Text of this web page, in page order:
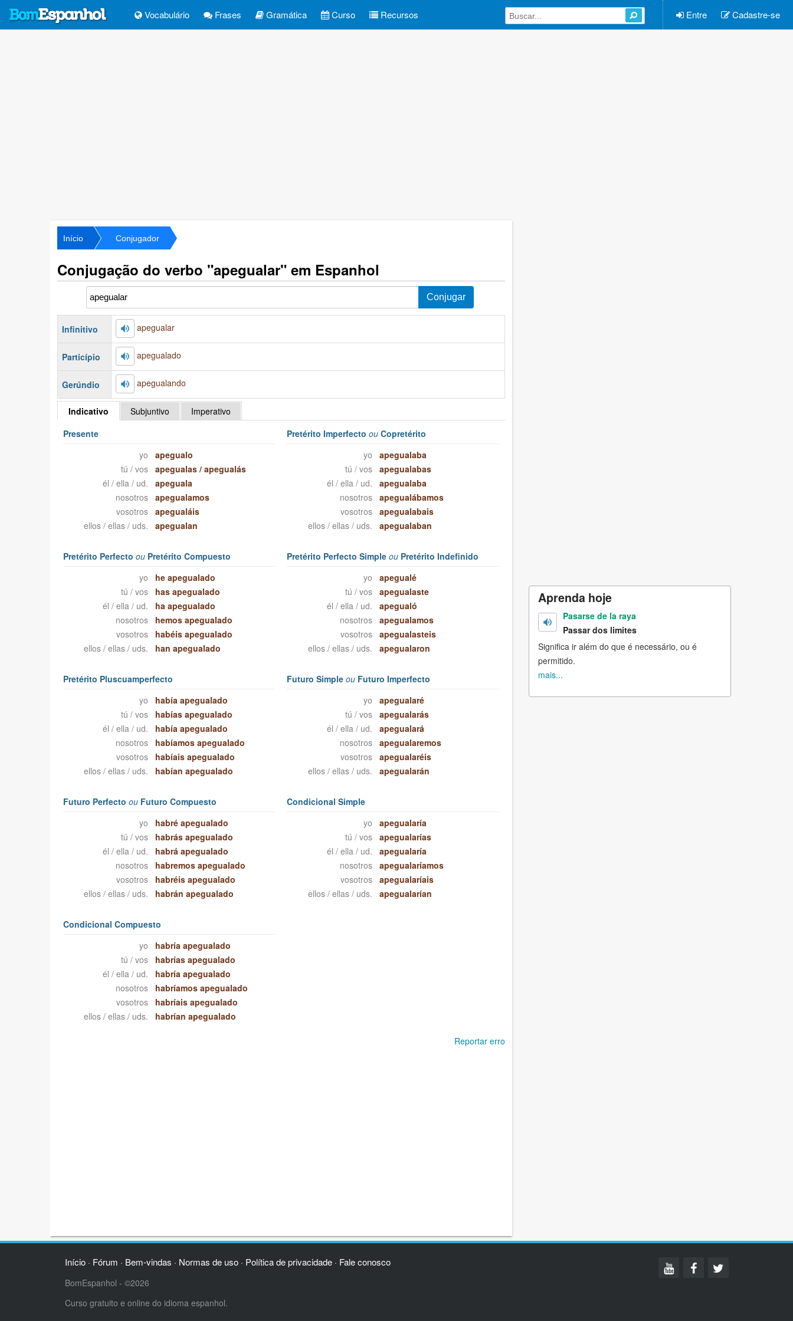
Vocabulário Frases Gramática Curso Recursos Entre Cadastre-se
Início Conjugador
Conjugação do verbo "apegualar" em Espanhol
Infinitivo apegualar
Particípio apegualado
Gerúndio apegualando
Indicativo Subjuntivo
Imperativo
Presente
yo
apegualo
tú / vos
apegualas /apegualás
él / ella / ud.
apeguala
nosotros
apegualamos
vosotros
apegualáis
ellos / ellas / uds.
apegualan
Pretérito Imperfectoou Copretérito
yo
apegualaba
tú / vos
apegualabas
él / ella / ud.
apegualaba
nosotros
apegualábamos
vosotros
apegualabais
ellos / ellas / uds.
apegualaban
Pretérito Perfecto ouPretérito Compuesto
yo
he apegualado
tú / vos
has apegualado
él / ella / ud.
ha apegualado
nosotros
hemos apegualado
vosotros
habéis apegualado
ellos / ellas / uds.
han apegualado
Pretérito Perfecto Simpleou Pretérito Indefinido
yo
apegualé
tú / vos
apegualaste
él / ella / ud.
apegualó
nosotros
apegualamos
vosotros
apegualasteis
ellos / ellas / uds.
apegualaron
Pretérito Pluscuamperfecto
yo
había apegualado
tú / vos
habías apegualado
él / ella / ud.
había apegualado
nosotros
habíamos apegualado
vosotros
habíais apegualado
ellos / ellas / uds.
habían apegualado
Futuro Simpleou Futuro Imperfecto
yo
apegualaré
tú / vos
apegualarás
él / ella / ud.
apegualará
nosotros
apegualaremos
vosotros
apegualaréis
ellos / ellas / uds.
apegualarán
Futuro Perfecto ouFuturo Compuesto
yo
habré apegualado
tú / vos
habrás apegualado
él / ella / ud.
habrá apegualado
nosotros
habremos apegualado
vosotros
habréis apegualado
ellos / ellas / uds.
habrán apegualado
Condicional Simple
yo
apegualaría
tú / vos
apegualarías
él / ella / ud.
apegualaría
nosotros
apegualaríamos
vosotros
apegualaríais
ellos / ellas / uds.
apegualarían
Condicional Compuesto
yo
habría apegualado
tú / vos
habrías apegualado
él / ella / ud.
habría apegualado
nosotros
habríamos apegualado
vosotros
habríais apegualado
ellos / ellas / uds.
habrían apegualado
Reportar erro
Aprenda hoje
Pasarse de la raya
Passar dos limites
Significa ir além do que é necessário, ou é
permitido.
mais...
Início· Fórum · Bem-vindas · Normas de uso· Política de privacidade· Fale conosco
BomEspanhol - ©2026
Curso gratuito e online do idioma espanhol.